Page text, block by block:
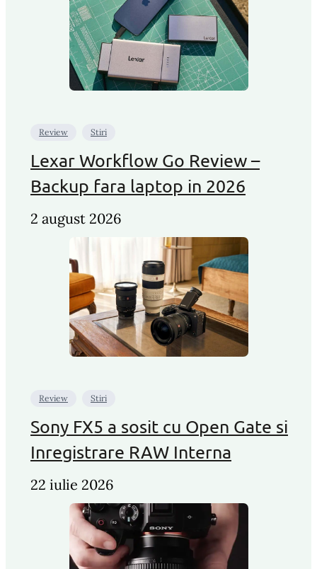
Review Stiri
Lexar Workflow Go Review –
Backup fara laptop in 2026
2 august 2026
Review Stiri
Sony FX5 a sosit cu Open Gate si
Inregistrare RAW Interna
22 iulie 2026